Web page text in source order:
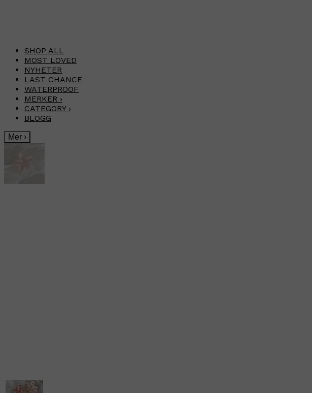
SHOP ALL
MOST LOVED
NYHETER
LAST CHANCE
WATERPROOF
MERKER ›
CATEGORY ›
BLOGG
Mer ›